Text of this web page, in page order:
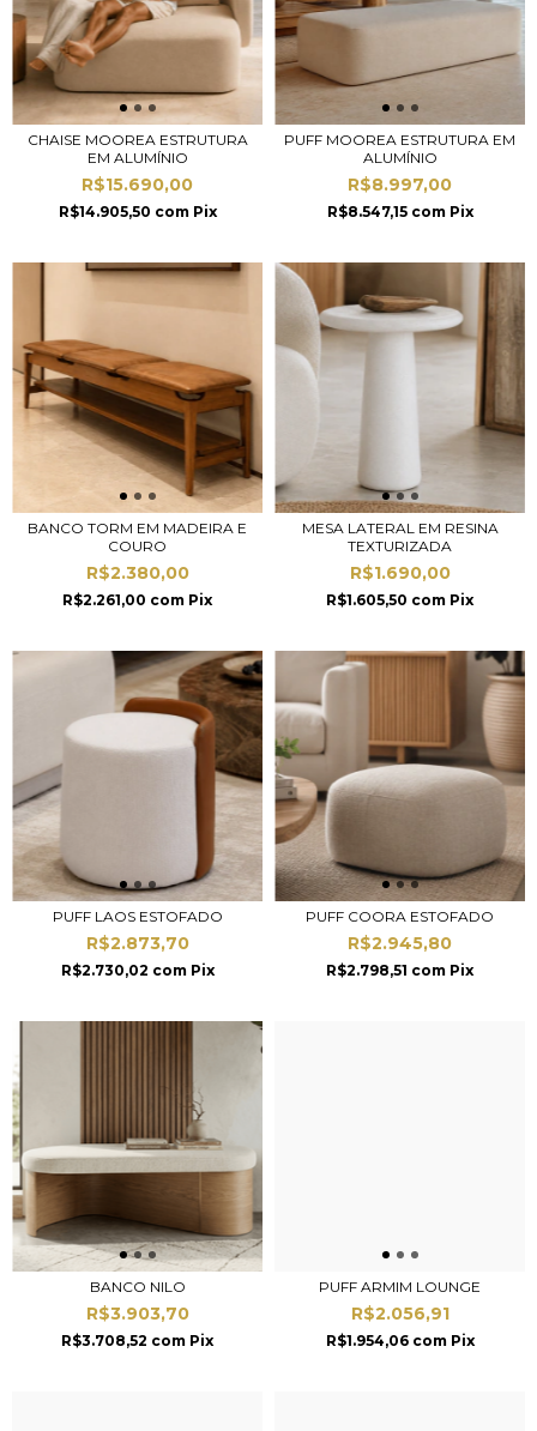
CHAISE MOOREA ESTRUTURA
EM ALUMÍNIO
R$15.690,00
R$14.905,50 com Pix
PUFF MOOREA ESTRUTURA EM
ALUMÍNIO
R$8.997,00
R$8.547,15 com Pix
BANCO TORM EM MADEIRA E
COURO
R$2.380,00
R$2.261,00 com Pix
MESA LATERAL EM RESINA
TEXTURIZADA
R$1.690,00
R$1.605,50 com Pix
PUFF LAOS ESTOFADO
R$2.873,70
R$2.730,02 com Pix
PUFF COORA ESTOFADO
R$2.945,80
R$2.798,51 com Pix
BANCO NILO
R$3.903,70
R$3.708,52 com Pix
PUFF ARMIM LOUNGE
R$2.056,91
R$1.954,06 com Pix